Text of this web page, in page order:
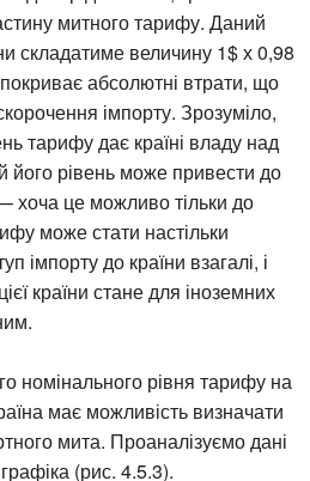
митного тарифу. Даний
складатиме величину 1$ х 0,98
абсолютні втрати, що
імпорту. Зрозуміло,
тарифу дає країні владу над
його рівень може привести до
хоча це можливо тільки до
може стати настільки
імпорту до країни взагалі, і
країни стане для іноземних
номінального рівня тарифу на
має можливість визначати
мита. Проаналізуємо дані
(рис. 4.5.3).